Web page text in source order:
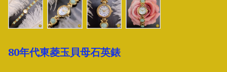
80年代東菱玉貝母石英錶